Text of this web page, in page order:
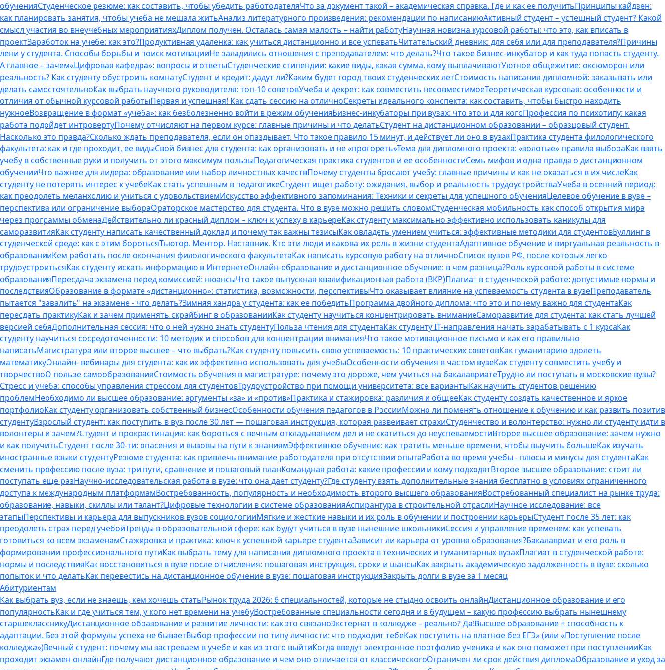
обученияСтуденческое резюме: как составить, чтобы убедить работодателяЧто за документ такой – академическая справка. Где и как ее получитьПринципы кайдзен:
как планировать занятия, чтобы учеба не мешала житьАнализ литературного произведения: рекомендации по написаниюАктивный студент – успешный студент? Какой
смысл участия во внеучебных мероприятияхДиплом получен. Осталась самая малость – найти работуНаучная новизна курсовой работы: что это, как вписать в
проектЗаработок на учебе: как это?Продуктивная удаленка: как учиться дистанционно и все успеватьЧитательский дневник: для себя или для преподавателя?Причины
лени у студента. Способы борьбы и поиск мотивацииНе заладились отношения с преподавателем: что делать?Что такое бизнес-инкубатор и как туда попасть студенту.
А главное – зачем«Цифровая кафедра»: вопросы и ответыСтуденческие стипендии: какие виды, какая сумма, кому выплачиваютУютное общежитие: оксюморон или
реальность? Как студенту обустроить комнатуСтудент и кредит: дадут ли?Каким будет город твоих студенческих летСтоимость написания дипломной: заказывать или
делать самостоятельноКак выбрать научного руководителя: топ-10 советовУчеба и декрет: как совместить несовместимоеТеоретическая курсовая: особенности и
отличия от обычной курсовой работыПервая и успешная! Как сдать сессию на отличноСекреты идеального конспекта: как составить, чтобы быстро находить
нужноеВозвращение в формат «учеба»: как безболезненно войти в режим обученияБизнес-инкубаторы при вузах: что это и для когоПрофессия по психотипу: какая
работа подойдет интровертуПочему отчисляют на первом курсе: главные причины и что делатьСтудент на дистанционном образовании – образцовый студент.
Насколько это правда?Сколько ждать преподавателя, если он опаздывает. Что такое правило 15 минут, и действует ли оно в вузахПрактика студента филологического
факультета: как и где проходит, ее видыСвой бизнес для студента: как организовать и не «прогореть»Тема для дипломного проекта: «золотые» правила выбораКак взять
учебу в собственные руки и получить от этого максимум пользыПедагогическая практика студентов и ее особенностиСемь мифов и одна правда о дистанционном
обученииЧто важнее для лидера: образование или набор личностных качествПочему студенты бросают учебу: главные причины и как не оказаться в их числеКак
студенту не потерять интерес к учебеКак стать успешным в педагогикеСтудент ищет работу: ожидания, выбор и реальность трудоустройстваУчеба в осенний период:
как преодолеть меланхолию и учиться с удовольствиемИскусство эффективного запоминания: Техники и секреты для успешного обученияЦелевое обучение в вузе –
перспектива или ограничение выбораОраторское мастерство для студента. Что в вузе можно решить словомСтуденческая мобильность как способ открытия мира
через программы обменаДействительно ли красный диплом – ключ к успеху в карьереКак студенту максимально эффективно использовать каникулы для
саморазвитияКак студенту написать качественный доклад и почему так важны тезисыКак овладеть умением учиться: эффективные методики для студентовБуллинг в
студенческой среде: как с этим боротьсяТьютор. Ментор. Наставник. Кто эти люди и какова их роль в жизни студентаАдаптивное обучение и виртуальная реальность в
образованииКем работать после окончания филологического факультетаКак написать курсовую работу на отличноСписок вузов РФ, после которых легко
трудоустроитьсяКак студенту искать информацию в ИнтернетеОнлайн-образование и дистанционное обучение: в чем разница?Роль курсовой работы в системе
образованияПересдача экзамена перед комиссией: нюансыЧто такое выпускная квалификационная работа (ВКР)Плагиат в студенческой работе: допустимые нормы и
последствияОбразование в формате «дистанционно»: статистика, возможности, перспективыЧто оказывает влияние на успеваемость студента в вузеПреподаватель
пытается "завалить" на экзамене - что делать?Зимняя хандра у студента: как ее победитьПрограмма двойного диплома: что это и почему важно для студентаКак
пересдать практикуКак и зачем применять скрайбинг в образованииКак студенту научиться концентрировать вниманиеСаморазвитие для студента: как стать лучшей
версией себяДополнительная сессия: что о ней нужно знать студентуПольза чтения для студентаКак студенту IT-направления начать зарабатывать с 1 курсаКак
студенту научиться сосредоточенности: 10 методик и способов для концентрации вниманияЧто такое мотивационное письмо и как его правильно
написатьМагистратура или второе высшее – что выбрать?Как студенту повысить свою успеваемость: 10 практических советовКак гуманитарию одолеть
математикуОнлайн- вебинары для студента: как их эффективно использовать для учебыОсобенности обучения в частом вузеКак студенту совместить учебу и
творчествоО пользе самообразованияСтоимость обучения в магистратуре: почему это дороже, чем учиться на бакалавриатеТрудно ли поступать в московские вузы?
Стресс и учеба: способы управления стрессом для студентовТрудоустройство при помощи университета: все вариантыКак научить студентов решению
проблемНеобходимо ли высшее образование: аргументы «за» и «против»Практика и стажировка: различия и общееКак студенту создать качественное и яркое
портфолиоКак студенту организовать собственный бизнесОсобенности обучения педагогов в РоссииМожно ли поменять отношение к обучению и как развить позитив
студентуВзрослый студент: как поступить в вуз после 30 лет — пошаговая инструкция, которая развеивает страхиСтуденчество и волонтерство: нужно ли cтуденту идти в
волонтеры и зачем?Студент и прокрастинация: как бороться с вечным откладыванием дел и не скатиться до неуспеваемостиВторое высшее образование: зачем нужно
и как получитьСтудент после 30-ти: опасения и вызовы на пути к знаниямЭффективное обучение: как тратить меньше времени, чтобы выучить большеКак изучать
иностранные языки студентуРезюме студента: как привлечь внимание работодателя при отсутствии опытаРабота во время учебы - плюсы и минусы для студентаКак
сменить профессию после вуза: три пути, сравнение и пошаговый планКомандная работа: какие профессии и кому подходятВторое высшее образование: стоит ли
поступать еще разНаучно-исследовательская работа в вузе: что она дает студенту?Где студенту взять дополнительные знания бесплатно в условиях ограниченного
доступа к международным платформамВостребованность, популярность и необходимость второго высшего образованияВостребованный специалист на рынке труда:
образование, навыки, скиллы или талант?Цифровые технологии в системе образованияАспирантура в строительной отраслиНаучное исследование: все
этапыПерспективы и карьера для выпускников вузов социологииМягкие и жесткие навыки и их роль в обучении и построении карьерыСтудент после 35 лет: как
преодолеть страх перед учебойТренды в образовательной сфере: как будут учиться в вузе нынешние школьникиСессия и управление временем: как успевать
готовиться ко всем экзаменамСтажировка и практика: ключ к успешной карьере студентаЗависит ли карьера от уровня образования?Бакалавриат и его роль в
формировании профессионального путиКак выбрать тему для написания дипломного проекта в технических и гуманитарных вузахПлагиат в студенческой работе:
нормы и последствияКак восстановиться в вузе после отчисления: пошаговая инструкция, сроки и шансыКак закрыть академическую задолженность в вузе: сколько
попыток и что делатьКак перевестись на дистанционное обучение в вузе: пошаговая инструкцияЗакрыть долги в вузе за 1 месяц
Абитуриентам
Как выбрать вуз, если не знаешь, кем хочешь статьРынок труда 2026: 6 специальностей, которые не стыдно освоить онлайнДистанционное образование и его
популярностьКак и где учиться тем, у кого нет времени на учебуВостребованные специальности сегодня и в будущем – какую профессию выбрать нынешнему
старшеклассникуДистанционное образование и развитие личности: как это связаноЭкстернат в колледже – реально? Да!Высшее образование + способность к
адаптации. Без этой формулы успеха не бываетВыбор профессии по типу личности: что подходит тебеКак поступить на платное без ЕГЭ» (или «Поступление после
колледжа»)Вечный студент: почему мы застреваем в учебе и как из этого выйтиКогда введут электронное портфолио ученика и как оно поможет при поступленииКак
проходит экзамен онлайнГде получают дистанционное образование и чем оно отличается от классическогоОграничен ли срок действия дипломаОбразование и уход за